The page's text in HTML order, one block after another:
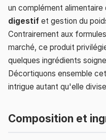
un complément alimentaire
digestif et gestion du
Contrairement aux
marché, ce produit
quelques ingrédients
Décortiquons ensemble
intrigue autant qu'elle
Composition et